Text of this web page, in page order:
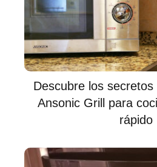
Descubre los
Ansonic Grill para
rápido